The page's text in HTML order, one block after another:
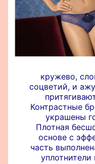
кружево,
соцветий, и
Контрастные
украшены
Плотная
основе с
часть